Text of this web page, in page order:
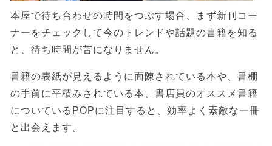
本屋で待ち合わせの時間をつぶす場合、まず新刊コー
ナーをチェックして今のトレンドや話題の書籍を知る
と、待ち時間が苦になりません。
書籍の表紙が見えるように面陳されている本や、書棚
の手前に平積みされている本、書店員のオススメ書籍
についているPOPに注目すると、効率よく素敵な一冊
と出会えます。